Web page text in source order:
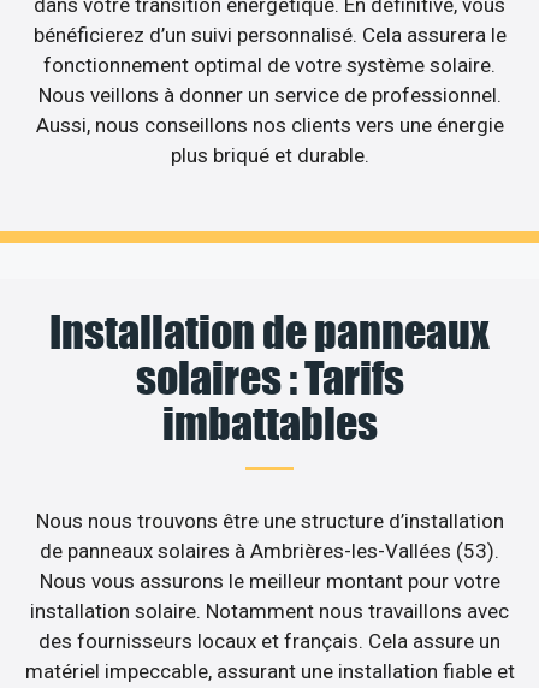
bénéficierez d’un suivi personnalisé. Cela assurera le
fonctionnement optimal de votre système solaire.
Nous veillons à donner un service de professionnel.
Aussi, nous conseillons nos clients vers une énergie
plus briqué et durable.
Installation de panneaux
solaires : Tarifs
imbattables
Nous nous trouvons être une structure d’installation
de panneaux solaires à Ambrières-les-Vallées (53).
Nous vous assurons le meilleur montant pour votre
installation solaire. Notamment nous travaillons avec
des fournisseurs locaux et français. Cela assure un
matériel impeccable, assurant une installation fiable et